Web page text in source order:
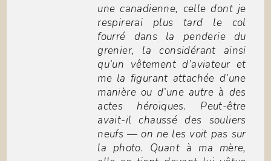
une canadienne, celle dont je
respirerai plus tard le col
fourré dans la penderie du
grenier, la considérant ainsi
qu’un vêtement d’aviateur et
me la figurant attachée d’une
manière ou d’une autre à des
actes héroïques. Peut-être
avait-il chaussé des souliers
neufs — on ne les voit pas sur
la photo. Quant à ma mère,